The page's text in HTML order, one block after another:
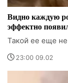
Видно каждую
эффектно
Такой ее еще
23:00 09.02